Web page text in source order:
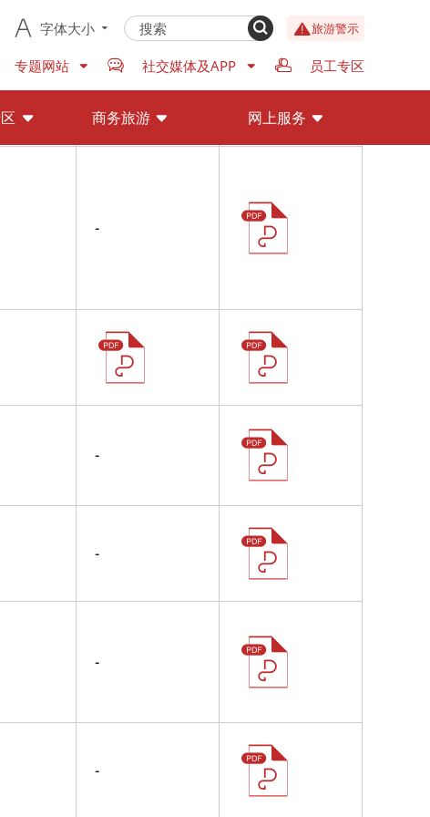
字体大小 旅游警示
专题网站 社交媒体及APP 员工专区
商务旅游 网上服务
-
-
-
-
-